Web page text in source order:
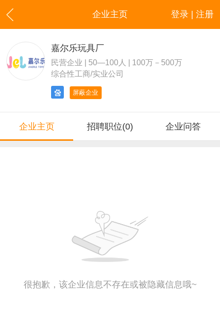
登录 | 注册
企业主页
嘉尔乐玩具厂
民营企业 | 50—100人 | 100万－500万
综合性工商/实业公司
屏蔽企业
企业主页 招聘职位(0) 企业问答
很抱歉，该企业信息不存在或被隐藏信息哦~